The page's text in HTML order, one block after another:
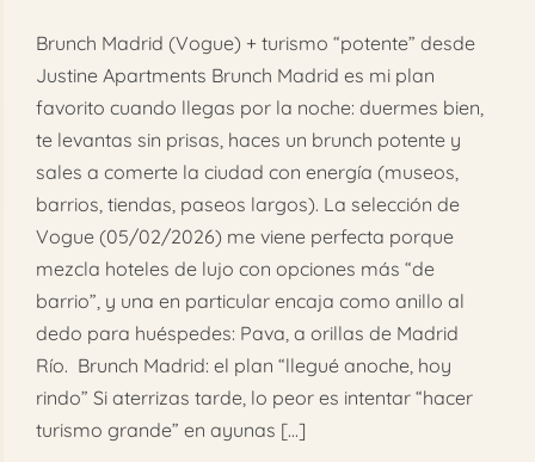
Brunch Madrid (Vogue) + turismo “potente” desde
Justine Apartments Brunch Madrid es mi plan
favorito cuando llegas por la noche: duermes bien,
te levantas sin prisas, haces un brunch potente y
sales a comerte la ciudad con energía (museos,
barrios, tiendas, paseos largos). La selección de
Vogue (05/02/2026) me viene perfecta porque
mezcla hoteles de lujo con opciones más “de
barrio”, y una en particular encaja como anillo al
dedo para huéspedes: Pava, a orillas de Madrid
Río. Brunch Madrid: el plan “llegué anoche, hoy
rindo” Si aterrizas tarde, lo peor es intentar “hacer
turismo grande” en ayunas [...]